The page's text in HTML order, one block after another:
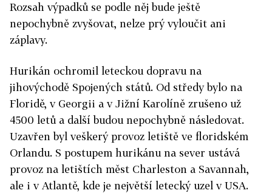
Rozsah výpadků se podle něj bude ještě
nepochybně zvyšovat, nelze prý vyloučit ani
záplavy.
Hurikán ochromil leteckou dopravu na
jihovýchodě Spojených států. Od středy bylo na
Floridě, v Georgii a v Jižní Karolíně zrušeno už
4500 letů a další budou nepochybně následovat.
Uzavřen byl veškerý provoz letiště ve floridském
Orlandu. S postupem hurikánu na sever ustává
provoz na letištích měst Charleston a Savannah,
ale i v Atlantě, kde je největší letecký uzel v USA.